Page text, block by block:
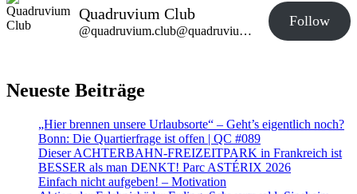
Quadruvium Club
@quadruvium.club@quadruvium.club
Follow
Neueste Beiträge
„Hier brennen unsere Urlaubsorte“ – Geht’s eigentlich noch?
Bonn: Die Quartierfrage ist offen | QC #089
Dieser ACHTERBAHN-FREIZEITPARK in Frankreich ist
BESSER als man DENKT! Parc ASTÉRIX 2026
Einfach nicht aufgeben! – Motivation